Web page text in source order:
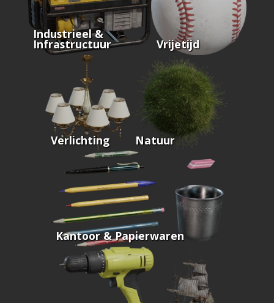
Industrieel &
Infrastructuur Vrijetijd
Verlichting Natuur
Kantoor & Papierwaren